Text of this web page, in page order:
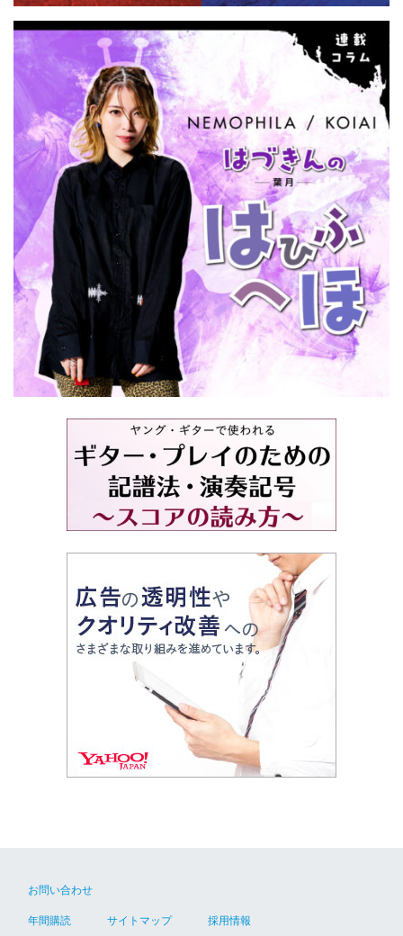
お問い合わせ
年間購読 サイトマップ 採用情報